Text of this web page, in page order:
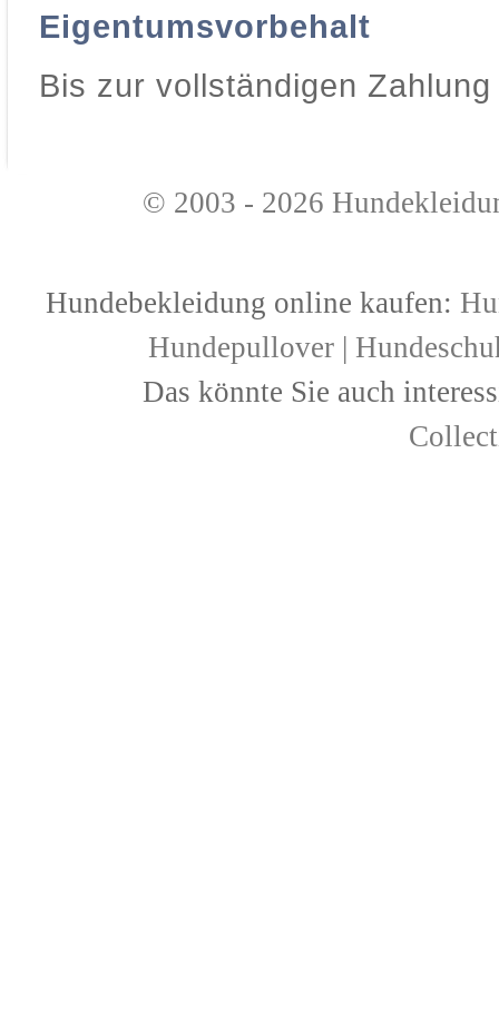
Eigentumsvorbehalt
Bis zur vollständigen
© 2003 - 2026
Hundebekleidung online kaufen:
Hundepullover |
Das könnte Sie auch